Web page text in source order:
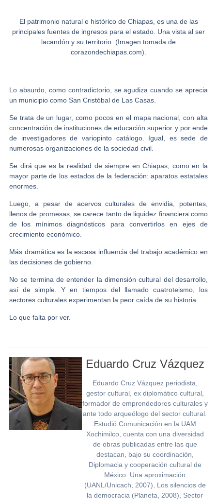
El patrimonio natural e histórico de Chiapas, es una de las
principales fuentes de ingresos para el estado. Una vista al ser
lacandón y su territorio. (Imagen tomada de
corazondechiapas.com).
Lo absurdo, como contradictorio, se agudiza cuando se aprecia
un municipio como San Cristóbal de Las Casas.
Se trata de un lugar, como pocos en el mapa nacional, con alta
concentración de instituciones de educación superior y por ende
de investigadores de variopinto catálogo. Igual, es sede de
numerosas organizaciones de la sociedad civil.
Se dirá que es la realidad de siempre en Chiapas, como en la
mayor parte de los estados de la federación: aparatos estatales
enormes.
Luego, a pesar de acervos culturales de envidia, potentes,
llenos de promesas, se carece tanto de liquidez financiera como
de los mínimos diagnósticos para convertirlos en ejes de
crecimiento económico.
Más dramática es la escasa influencia del trabajo académico en
las decisiones de gobierno.
No se termina de entender la dimensión cultural del desarrollo,
así de simple. Y en tiempos del llamado cuatroteismo, los
sectores culturales experimentan la peor caída de su historia.
Lo que falta por ver.
Eduardo Cruz Vázquez
Eduardo Cruz Vázquez periodista,
gestor cultural, ex diplomático cultural,
formador de emprendedores culturales y
ante todo arqueólogo del sector cultural.
Estudió Comunicación en la UAM
Xochimilco, cuenta con una diversidad
de obras publicadas entre las que
destacan, bajo su coordinación,
Diplomacia y cooperación cultural de
México. Una aproximación
(UANL/Unicach, 2007), Los silencios de
la democracia (Planeta, 2008), Sector